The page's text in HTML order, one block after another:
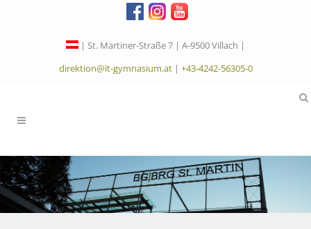
| St. Martiner-Straße 7 | A-9500 Villach |
direktion@it-gymnasium.at| +43-4242-56305-0